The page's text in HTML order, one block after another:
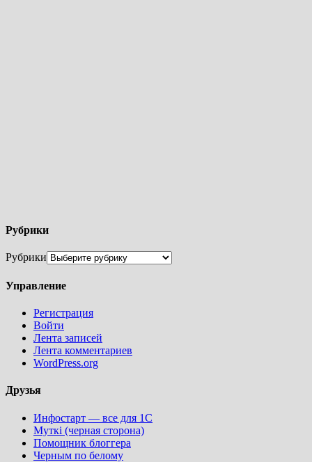
Рубрики
Рубрики
Управление
Регистрация
Войти
Лента записей
Лента комментариев
WordPress.org
Друзья
Инфостарт — все для 1С
Муткi (черная сторона)
Помощник блоггера
Черным по белому